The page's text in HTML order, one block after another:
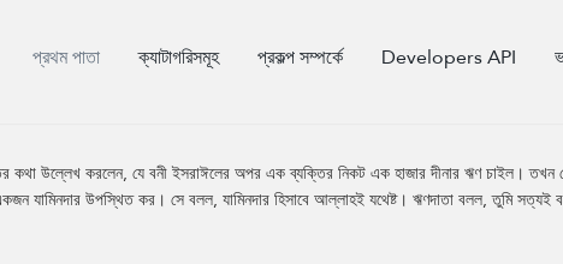
প্রথম পাতা ক্যাটাগরিসমূহ প্রকল্প সম্পর্কে Developers API
কথা উল্লেখ করলেন, যে বনী ইসরাঈলের অপর এক ব্যক্তির নিকট এক হাজার দীনার ঋণ চাইল।
যামিনদার উপস্থিত কর। সে বলল, যামিনদার হিসাবে আল্লাহই যথেষ্ট। ঋণদাতা বলল, তুমি সত্যই